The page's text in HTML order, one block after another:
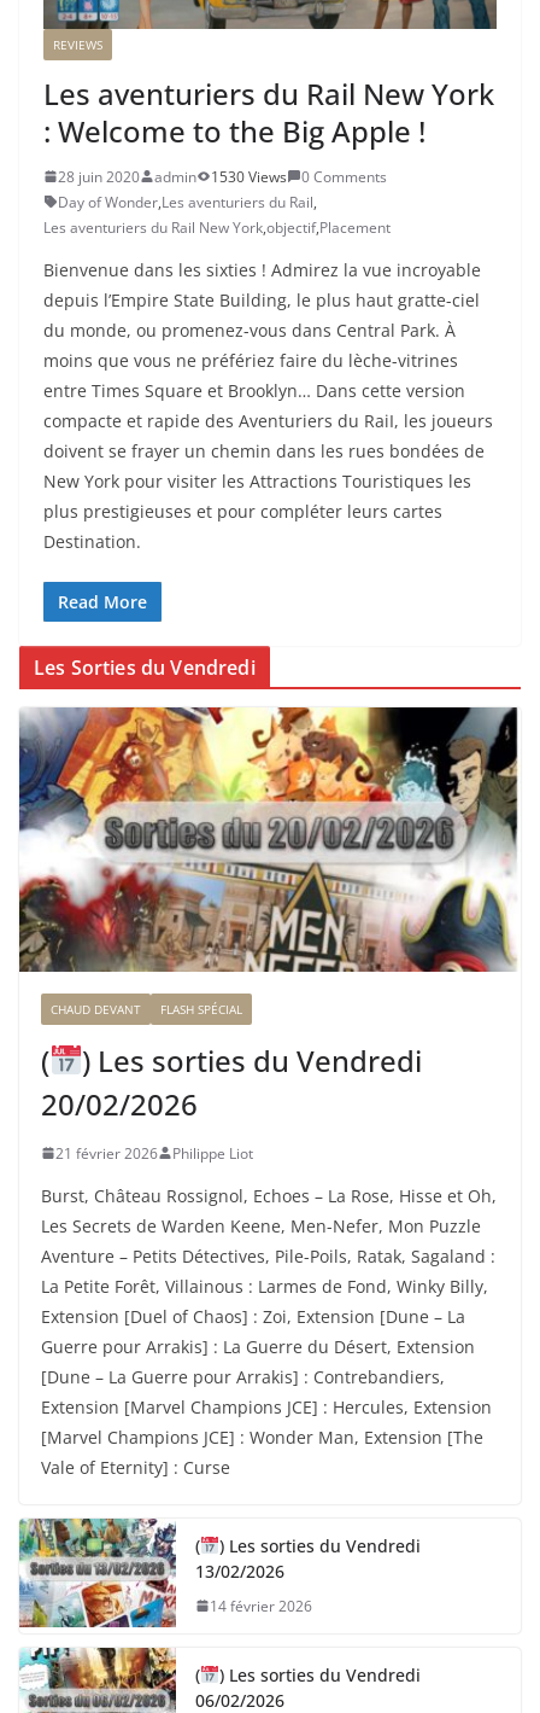
REVIEWS
Les aventuriers du Rail New York
: Welcome to the Big Apple !
28 juin 2020 admin 1530 Views
0 Comments
Day of Wonder,Les aventuriers du Rail,
Les aventuriers du Rail New York,objectif,Placement
Bienvenue dans les sixties ! Admirez la vue incroyable
depuis l’Empire State Building, le plus haut gratte-ciel
du monde, ou promenez-vous dans Central Park. À
moins que vous ne préfériez faire du lèche-vitrines
entre Times Square et Brooklyn… Dans cette version
compacte et rapide des Aventuriers du RaiI, les joueurs
doivent se frayer un chemin dans les rues bondées de
New York pour visiter les Attractions Touristiques les
plus prestigieuses et pour compléter leurs cartes
Destination.
Read More
Les Sorties du Vendredi
CHAUD DEVANT FLASH SPÉCIAL
(
) Les sorties du Vendredi
20/02/2026
21 février 2026 Philippe Liot
Burst, Château Rossignol, Echoes – La Rose, Hisse et Oh,
Les Secrets de Warden Keene, Men-Nefer, Mon Puzzle
Aventure – Petits Détectives, Pile-Poils, Ratak, Sagaland :
La Petite Forêt, Villainous : Larmes de Fond, Winky Billy,
Extension [Duel of Chaos] : Zoi, Extension [Dune – La
Guerre pour Arrakis] : La Guerre du Désert, Extension
[Dune – La Guerre pour Arrakis] : Contrebandiers,
Extension [Marvel Champions JCE] : Hercules, Extension
[Marvel Champions JCE] : Wonder Man, Extension [The
Vale of Eternity] : Curse
(
) Les sorties du Vendredi
13/02/2026
14 février 2026
(
) Les sorties du Vendredi
06/02/2026